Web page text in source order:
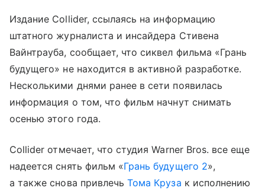
Издание Collider, ссылаясь на информацию
штатного журналиста и инсайдера Стивена
Вайнтрауба, сообщает, что сиквел фильма «Грань
будущего» не находится в активной разработке.
Несколькими днями ранее в сети появилась
информация о том, что фильм начнут снимать
осенью этого года.
Collider отмечает, что студия Warner Bros. все еще
надеется снять фильм «Грань будущего 2»,
а также снова привлечьТома Круза к исполнению